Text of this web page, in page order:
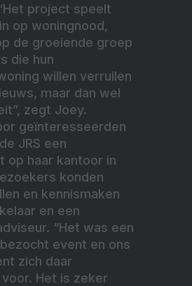
project speelt
op woningnood,
de groeiende groep
die hun
willen verruilen
maar dan wel
zegt Joey.
geïnteresseerden
JRS een
op haar kantoor in
konden
en kennismaken
en een
“Het was een
event en ons
zich daar
Het is zeker